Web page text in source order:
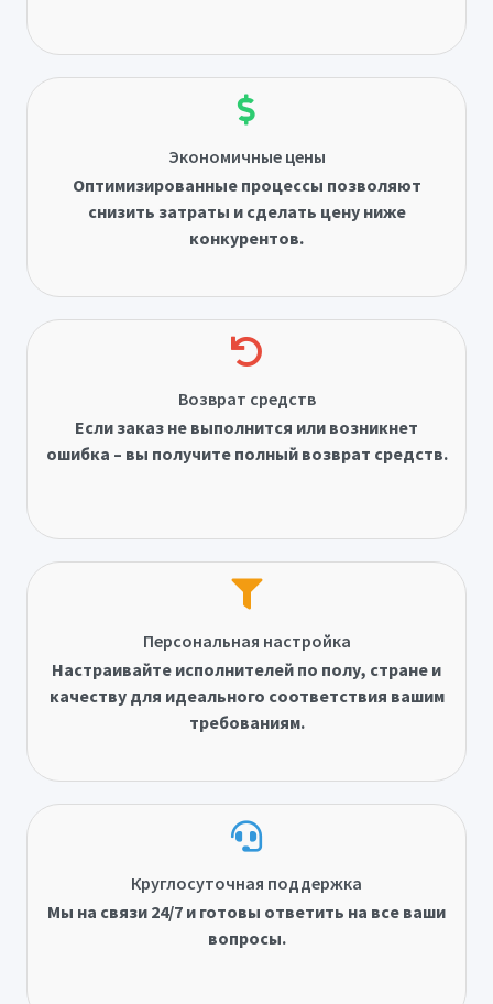
Экономичные цены
Оптимизированные процессы позволяют
снизить затраты и сделать цену ниже
конкурентов.
Возврат средств
Если заказ не выполнится или возникнет
ошибка – вы получите полный возврат средств.
Персональная настройка
Настраивайте исполнителей по полу, стране и
качеству для идеального соответствия вашим
требованиям.
Круглосуточная поддержка
Мы на связи 24/7 и готовы ответить на все ваши
вопросы.